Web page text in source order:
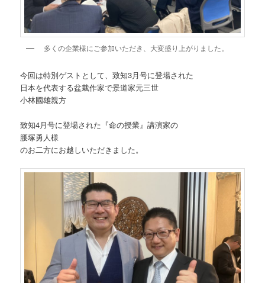
多くの企業様にご参加いただき、大変盛り上がりました。
今回は特別ゲストとして、致知3月号に登場された
日本を代表する盆栽作家で景道家元三世
小林國雄親方
致知4月号に登場された『命の授業』講演家の
腰塚勇人様
のお二方にお越しいただきました。